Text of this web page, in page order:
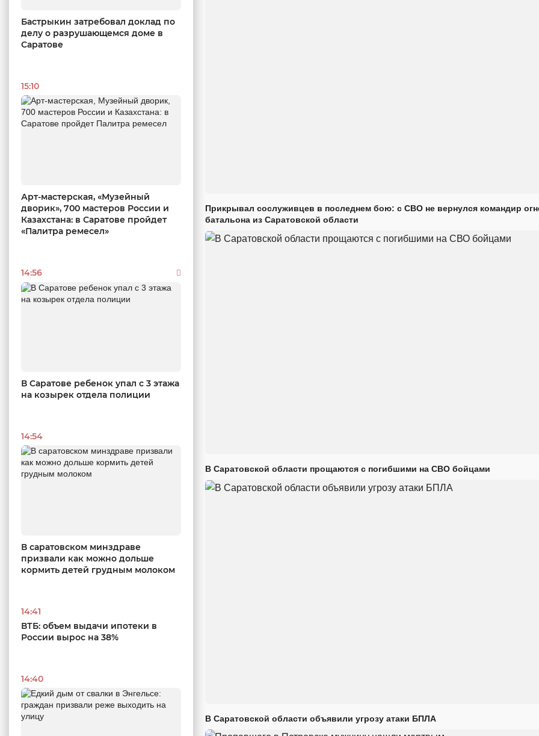
Бастрыкин затребовал доклад по
делу о разрушающемся доме в
Саратове
15:10
Арт-мастерская, «Музейный
дворик», 700 мастеров России и
Казахстана: в Саратове пройдет
«Палитра ремесел»
14:56
В Саратове ребенок упал с 3 этажа
на козырек отдела полиции
14:54
В саратовском минздраве
призвали как можно дольше
кормить детей грудным молоком
14:41
ВТБ: объем выдачи ипотеки в
России вырос на 38%
14:40
Прикрывал сослуживцев в последнем бою: с СВО не вернулся командир
батальона из Саратовской области
В Саратовской области прощаются с погибшими на СВО бойцами
В Саратовской области объявили угрозу атаки БПЛА